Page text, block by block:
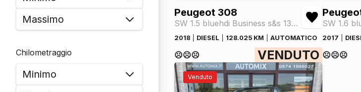
Chilometraggio
Peugeot 308
SW 1.5 bluehdi Business s&s 130cv eat8
2018 DIESEL 128.025 KM AUTOMATICO
☹️☹️☹️ VENDUTO
2017
☹️☹️☹️
Venduto